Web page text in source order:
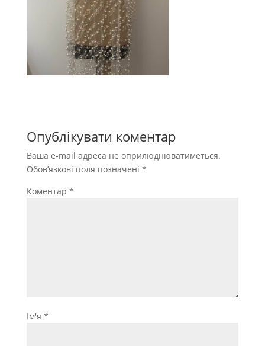
Опублікувати коментар
Ваша e-mail адреса не оприлюднюватиметься.
Обов’язкові поля позначені *
Коментар *
Ім'я *